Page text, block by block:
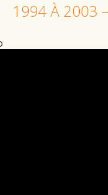
1994 À 2003